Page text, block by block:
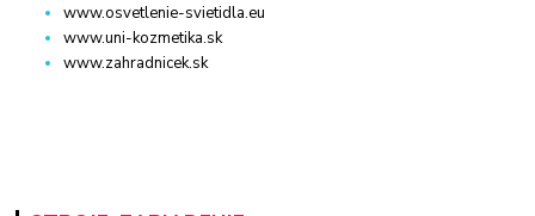
www.osvetlenie-svietidla.eu
www.uni-kozmetika.sk
www.zahradnicek.sk